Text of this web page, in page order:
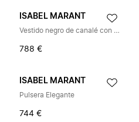
ISABEL MARANT
Vestido negro de canalé con cremallera Zael
788 €
ISABEL MARANT
Pulsera Elegante
744 €